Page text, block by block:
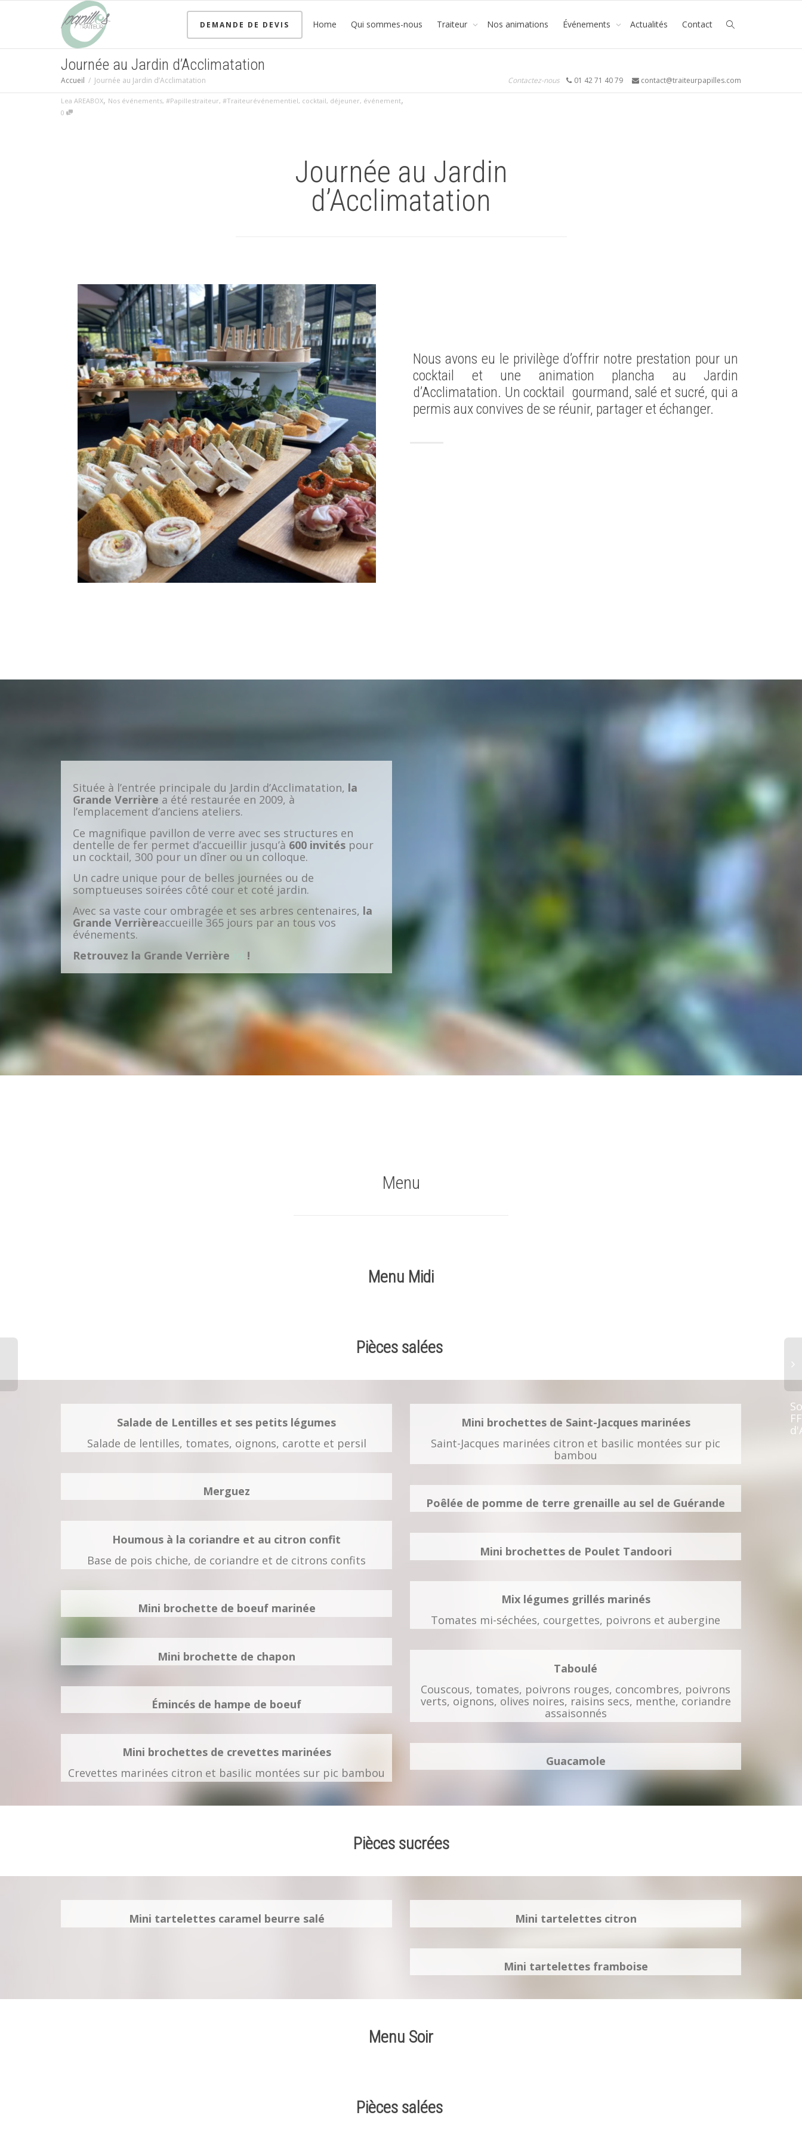
DEMANDE DE DEVIS Home Qui sommes-nous Traiteur Nos animations Événements Actualités Contact
Journée au Jardin d’Acclimatation
Accueil Journée au Jardin d’Acclimatation Contactez-nous 01 42 71 40 79 contact@traiteurpapilles.com
Lea AREABOX, Nos événements, #Papillestraiteur, #Traiteurévénementiel, cocktail, déjeuner, événement,
0
Journée au Jardin
d’Acclimatation
Nous avons eu le privilège d’offrir notre prestation pour un
cocktail et une animation plancha au Jardin
d’Acclimatation. Un cocktail gourmand, salé et sucré, qui a
permis aux convives de se réunir, partager et échanger.
Située à l’entrée principale du Jardin d’Acclimatation, la
Grande Verrière a été restaurée en 2009, à
l’emplacement d’anciens ateliers.
Ce magnifique pavillon de verre avec ses structures en
dentelle de fer permet d’accueillir jusqu’à 600 invités pour
un cocktail, 300 pour un dîner ou un colloque.
Un cadre unique pour de belles journées ou de
somptueuses soirées côté cour et coté jardin.
Avec sa vaste cour ombragée et ses arbres centenaires, la
Grande Verrièreaccueille 365 jours par an tous vos
événements.
Retrouvez la Grande Verrière
!
Menu
Menu Midi
Pièces salées
Salade de Lentilles et ses petits légumes
Salade de lentilles, tomates, oignons, carotte et persil
Merguez
Houmous à la coriandre et au citron confit
Base de pois chiche, de coriandre et de citrons confits
Mini brochette de boeuf marinée
Mini brochette de chapon
Émincés de hampe de boeuf
Mini brochettes de crevettes marinées
Crevettes marinées citron et basilic montées sur pic bambou
Mini brochettes de Saint-Jacques marinées
Saint-Jacques marinées citron et basilic montées sur pic
bambou
Poêlée de pomme de terre grenaille au sel de Guérande
Mini brochettes de Poulet Tandoori
Mix légumes grillés marinés
Tomates mi-séchées, courgettes, poivrons et aubergine
Taboulé
Couscous, tomates, poivrons rouges, concombres, poivrons
verts, oignons, olives noires, raisins secs, menthe, coriandre
assaisonnés
Guacamole
Pièces sucrées
Mini tartelettes caramel beurre salé Mini tartelettes citron
Mini tartelettes framboise
Menu Soir
Pièces salées